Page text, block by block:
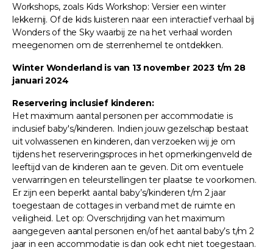
Workshops, zoals Kids Workshop: Versier een winter
lekkernij. Of de kids luisteren naar een interactief verhaal bij
Wonders of the Sky waarbij ze na het verhaal worden
meegenomen om de sterrenhemel te ontdekken.
Winter Wonderland is van 13 november 2023 t/m 28
januari 2024
Reservering inclusief kinderen:
Het maximum aantal personen per accommodatie is
inclusief baby's/kinderen. Indien jouw gezelschap bestaat
uit volwassenen en kinderen, dan verzoeken wij je om
tijdens het reserveringsproces in het opmerkingenveld de
leeftijd van de kinderen aan te geven. Dit om eventuele
verwarringen en teleurstellingen ter plaatse te voorkomen.
Er zijn een beperkt aantal baby’s/kinderen t/m 2 jaar
toegestaan de cottages in verband met de ruimte en
veiligheid. Let op: Overschrijding van het maximum
aangegeven aantal personen en/of het aantal baby’s t/m 2
jaar in een accommodatie is dan ook echt niet toegestaan.